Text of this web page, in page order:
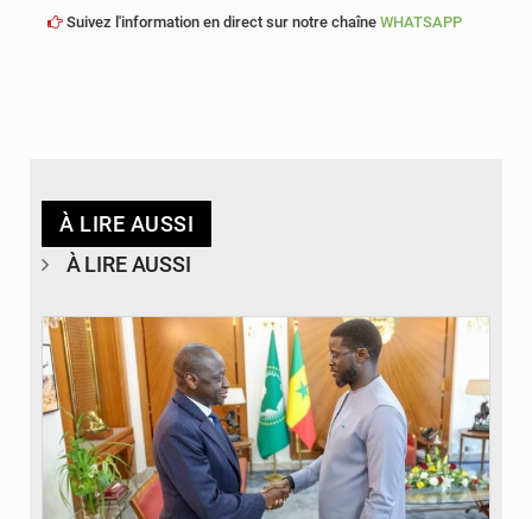
Suivez l'information en direct sur notre chaîne WHATSAPP
À LIRE AUSSI
À LIRE AUSSI